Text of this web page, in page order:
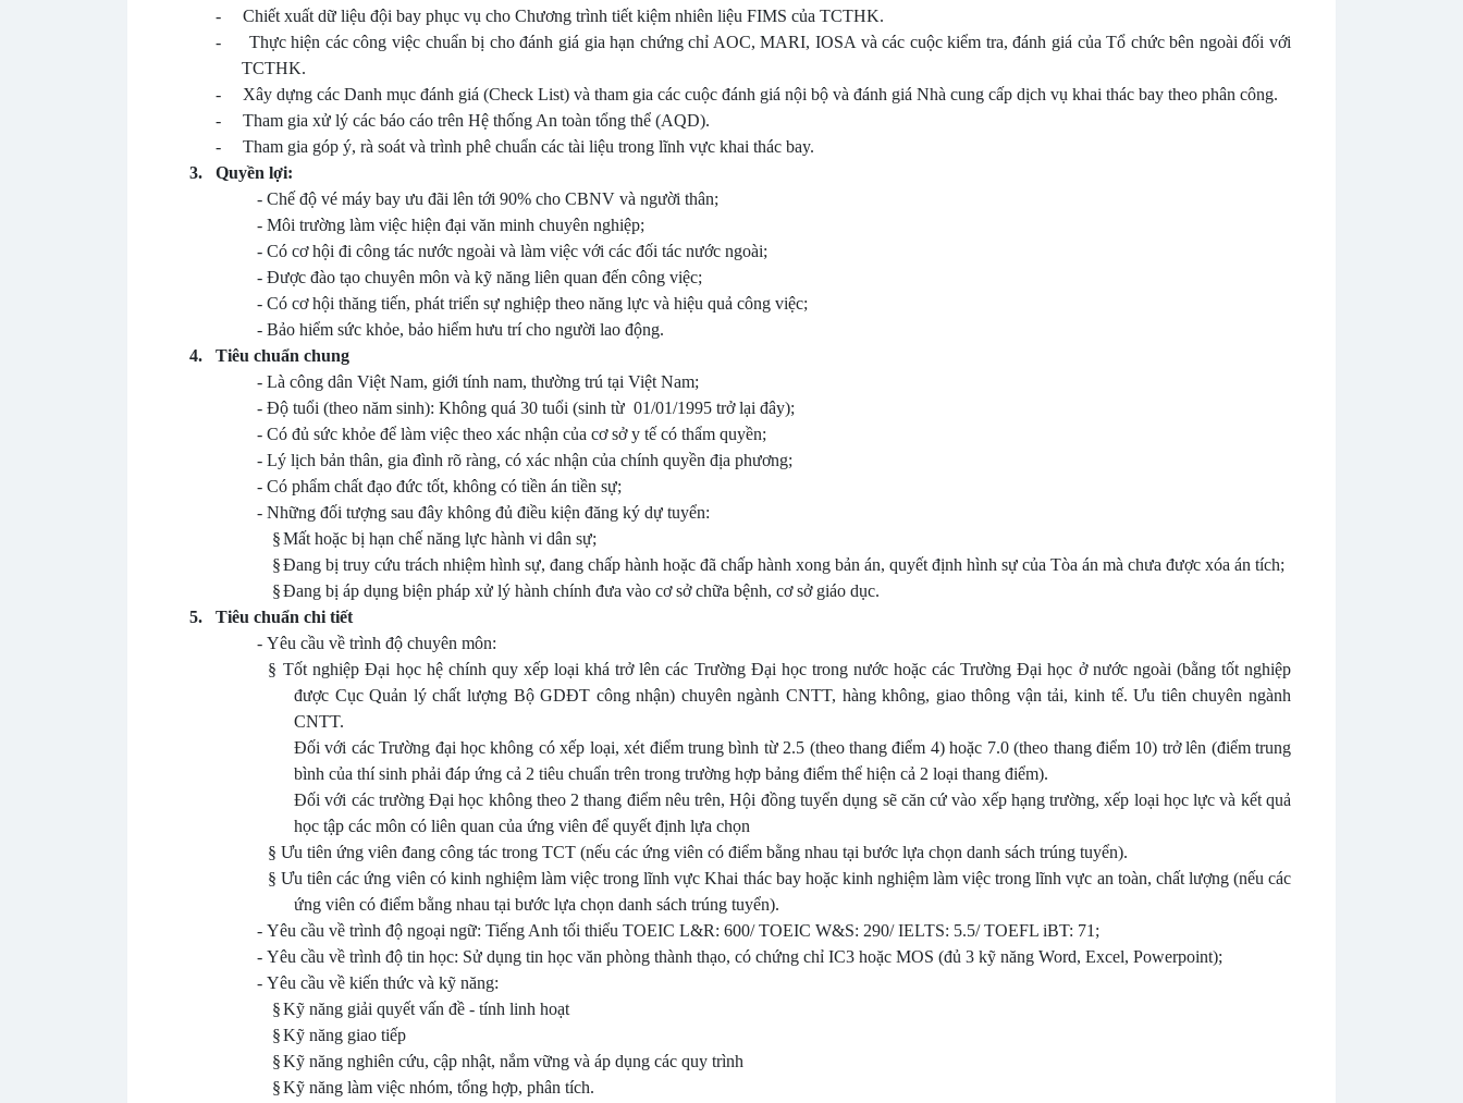
-
Chiết xuất dữ liệu đội bay phục vụ cho Chương trình tiết kiệm nhiên liệu FIMS của TCTHK.
-
Thực hiện các công việc chuẩn bị cho đánh giá gia hạn chứng chỉ AOC, MARI, IOSA và các cuộc kiểm tra, đánh giá của Tổ chức bên ngoài đối với
TCTHK.
-
Xây dựng các Danh mục đánh giá (Check List) và tham gia các cuộc đánh giá nội bộ và đánh giá Nhà cung cấp dịch vụ khai thác bay theo phân công.
-
Tham gia xử lý các báo cáo trên Hệ thống An toàn tổng thể (AQD).
-
Tham gia góp ý, rà soát và trình phê chuẩn các tài liệu trong lĩnh vực khai thác bay.
3.
Quyền lợi:
- Chế độ vé máy bay ưu đãi lên tới 90% cho CBNV và người thân;
- Môi trường làm việc hiện đại văn minh chuyên nghiệp;
- Có cơ hội đi công tác nước ngoài và làm việc với các đối tác nước ngoài;
- Được đào tạo chuyên môn và kỹ năng liên quan đến công việc;
- Có cơ hội thăng tiến, phát triển sự nghiệp theo năng lực và hiệu quả công việc;
- Bảo hiểm sức khỏe, bảo hiểm hưu trí cho người lao động.
4.
Tiêu chuẩn chung
- Là công dân Việt Nam, giới tính nam, thường trú tại Việt Nam;
- Độ tuổi (theo năm sinh): Không quá 30 tuổi (sinh từ 01/01/1995 trở lại đây);
- Có đủ sức khỏe để làm việc theo xác nhận của cơ sở y tế có thẩm quyền;
- Lý lịch bản thân, gia đình rõ ràng, có xác nhận của chính quyền địa phương;
- Có phẩm chất đạo đức tốt, không có tiền án tiền sự;
- Những đối tượng sau đây không đủ điều kiện đăng ký dự tuyển:
§Mất hoặc bị hạn chế năng lực hành vi dân sự;
§Đang bị truy cứu trách nhiệm hình sự, đang chấp hành hoặc đã chấp hành xong bản án, quyết định hình sự của Tòa án mà chưa được xóa án tích;
§Đang bị áp dụng biện pháp xử lý hành chính đưa vào cơ sở chữa bệnh, cơ sở giáo dục.
5.
Tiêu chuẩn chi tiết
- Yêu cầu về trình độ chuyên môn:
§ Tốt nghiệp Đại học hệ chính quy xếp loại khá trở lên các Trường Đại học trong nước hoặc các Trường Đại học ở nước ngoài (bằng tốt nghiệp
được Cục Quản lý chất lượng Bộ GDĐT công nhận) chuyên ngành CNTT, hàng không, giao thông vận tải, kinh tế. Ưu tiên chuyên ngành
CNTT.
Đối với các Trường đại học không có xếp loại, xét điểm trung bình từ 2.5 (theo thang điểm 4) hoặc 7.0 (theo thang điểm 10) trở lên (điểm trung
bình của thí sinh phải đáp ứng cả 2 tiêu chuẩn trên trong trường hợp bảng điểm thể hiện cả 2 loại thang điểm).
Đối với các trường Đại học không theo 2 thang điểm nêu trên, Hội đồng tuyển dụng sẽ căn cứ vào xếp hạng trường, xếp loại học lực và kết quả
học tập các môn có liên quan của ứng viên để quyết định lựa chọn
§ Ưu tiên ứng viên đang công tác trong TCT (nếu các ứng viên có điểm bằng nhau tại bước lựa chọn danh sách trúng tuyển).
§ Ưu tiên các ứng viên có kinh nghiệm làm việc trong lĩnh vực Khai thác bay hoặc kinh nghiệm làm việc trong lĩnh vực an toàn, chất lượng (nếu các
ứng viên có điểm bằng nhau tại bước lựa chọn danh sách trúng tuyển).
- Yêu cầu về trình độ ngoại ngữ: Tiếng Anh tối thiểu TOEIC L&R: 600/ TOEIC W&S: 290/ IELTS: 5.5/ TOEFL iBT: 71;
- Yêu cầu về trình độ tin học: Sử dụng tin học văn phòng thành thạo, có chứng chỉ IC3 hoặc MOS (đủ 3 kỹ năng Word, Excel, Powerpoint);
- Yêu cầu về kiến thức và kỹ năng:
§Kỹ năng giải quyết vấn đề - tính linh hoạt
§Kỹ năng giao tiếp
§Kỹ năng nghiên cứu, cập nhật, nắm vững và áp dụng các quy trình
§Kỹ năng làm việc nhóm, tổng hợp, phân tích.